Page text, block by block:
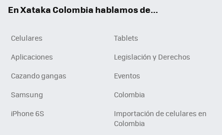
En Xataka Colombia hablamos de...
Celulares
Tablets
Aplicaciones
Legislación y Derechos
Cazando gangas
Eventos
Samsung
Colombia
iPhone 6S
Importación de celulares en
Colombia